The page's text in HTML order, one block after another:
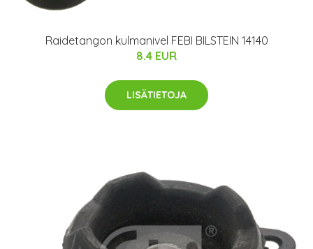
Raidetangon kulmanivel FEBI BILSTEIN 14140
8.4 EUR
LISÄTIETOJA